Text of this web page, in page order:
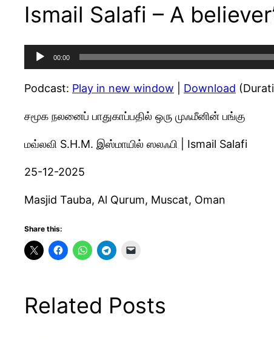
Ismail Salafi – A
Audio
Player
00:00
Podcast: Play in new window Download
சமூக நலனைப் பாதுகாப்பதில் ஒரு முஃமீனின் பங்கு
மவ்லவி S.H.M. இஸ்மாயில் ஸலஃபி | Ismail Salafi
25-12-2025
Masjid Tauba, Al Qurum, Muscat, Oman
Share this:
Related Posts